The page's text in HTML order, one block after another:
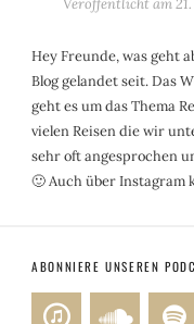
Veröffentlicht am
Hey Freunde, was geht
Blog gelandet seit. Das
geht es um das Thema
vielen Reisen die wir
sehr oft angesprochen
🙂 Auch über Instagram
ABONNIERE UNSEREN